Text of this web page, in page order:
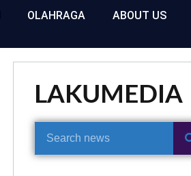
OLAHRAGA ABOUT US
LAKUMEDIA